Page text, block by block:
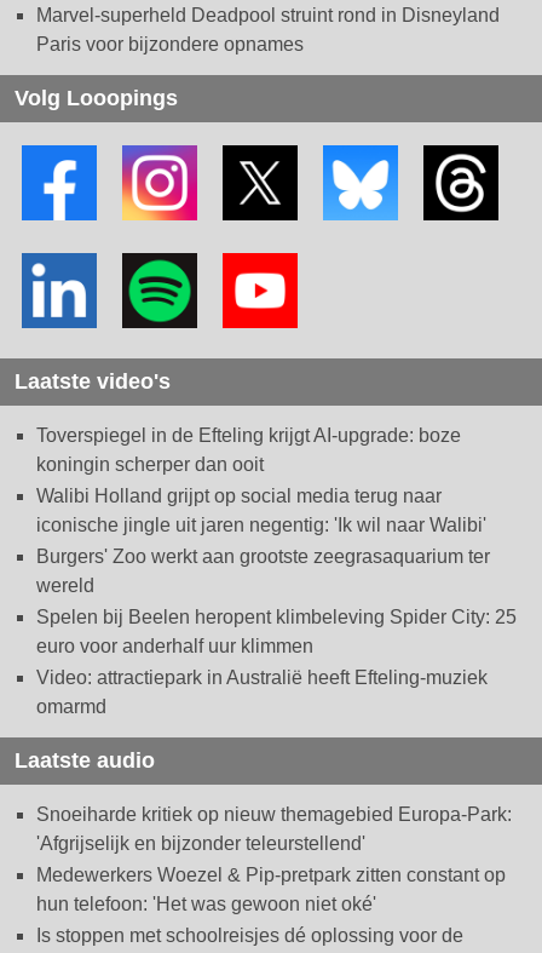
Marvel-superheld Deadpool struint rond in Disneyland
Paris voor bijzondere opnames
Volg Looopings
Laatste video's
Toverspiegel in de Efteling krijgt AI-upgrade: boze
koningin scherper dan ooit
Walibi Holland grijpt op social media terug naar
iconische jingle uit jaren negentig: 'Ik wil naar Walibi'
Burgers' Zoo werkt aan grootste zeegrasaquarium ter
wereld
Spelen bij Beelen heropent klimbeleving Spider City: 25
euro voor anderhalf uur klimmen
Video: attractiepark in Australië heeft Efteling-muziek
omarmd
Laatste audio
Snoeiharde kritiek op nieuw themagebied Europa-Park:
'Afgrijselijk en bijzonder teleurstellend'
Medewerkers Woezel & Pip-pretpark zitten constant op
hun telefoon: 'Het was gewoon niet oké'
Is stoppen met schoolreisjes dé oplossing voor de